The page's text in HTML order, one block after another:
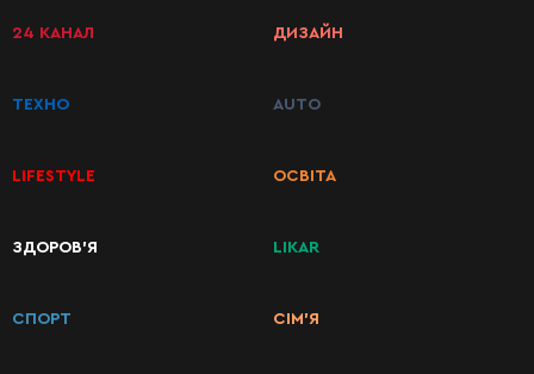
КАТЕГОРІЇ
РЕЦЕПТІВ
24 КАНАЛ
ТЕХНО
LIFESTYLE
ЗДОРОВ’Я
СПОРТ
ДИЗАЙН
AUTO
ОСВІТА
LIKAR
СІМ’Я